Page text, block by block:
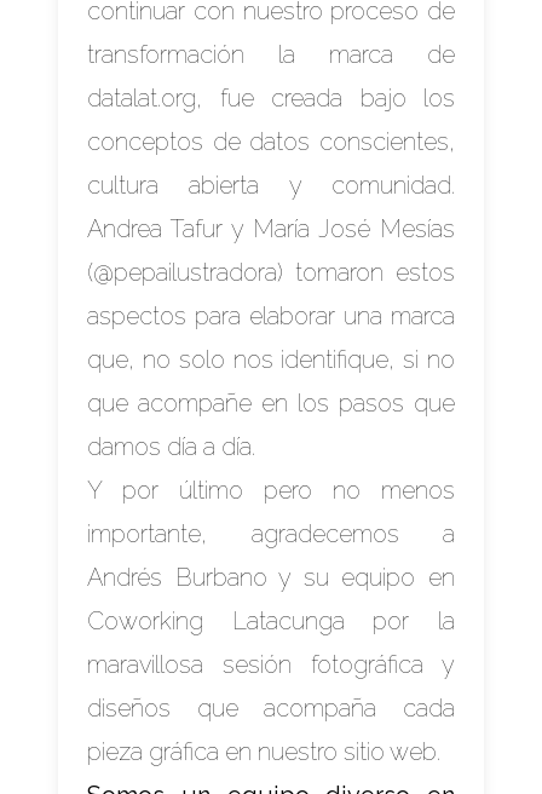
continuar con nuestro proceso de
transformación la marca de
datalat.org, fue creada bajo los
conceptos de datos conscientes,
cultura abierta y comunidad.
Andrea Tafur y María José Mesías
(@pepailustradora) tomaron estos
aspectos para elaborar una marca
que, no solo nos identifique, si no
que acompañe en los pasos que
damos día a día.
Y por último pero no menos
importante, agradecemos a
Andrés Burbano y su equipo en
Coworking Latacunga por la
maravillosa sesión fotográfica y
diseños que acompaña cada
pieza gráfica en nuestro sitio web.